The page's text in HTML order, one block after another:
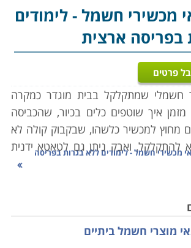
מכשירי חשמל- לימודים
בפריסה ארצית
פרטים
חשמלי שמתקלקל בבית מוגדר כמקרה
מזמן איך שוטפים כלים בכיור, שהכביסה
מחוץ למכשיר כלשהו, שבקבוק קולה לא
להתקלקל, ואבק ניתן גם לטאטא ידנית
למעבדה לתקן ממייבש שיער ועד
אם התגלתה בעיה במכשיר שפג תוקף
מכשירי חשמל - לימודים ללא בגרות בפריסה
מוצרי חשמל ביתיים